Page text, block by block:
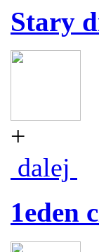
Stary
+
dalej
1eden